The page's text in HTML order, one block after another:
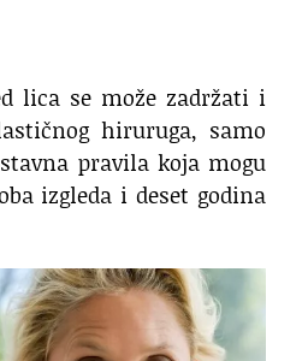
lica se može zadržati i
hiruruga, samo
pravila koja mogu
izgleda i deset godina